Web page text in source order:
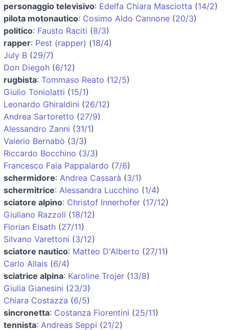
personaggio televisivo: Edelfa Chiara Masciotta (14/2)
pilota motonautico: Cosimo Aldo Cannone (20/3)
politico: Fausto Raciti (8/3)
rapper: Pest (rapper) (18/4)
July B (29/7)
Don Diegoh (6/12)
rugbista: Tommaso Reato (12/5)
Giulio Toniolatti (15/1)
Leonardo Ghiraldini (26/12)
Andrea Sartoretto (27/9)
Alessandro Zanni (31/1)
Valerio Bernabò (3/3)
Riccardo Bocchino (3/3)
Francesco Faia Pappalardo (7/6)
schermidore: Andrea Cassarà (3/1)
schermitrice: Alessandra Lucchino (1/4)
sciatore alpino: Christof Innerhofer (17/12)
Giuliano Razzoli (18/12)
Florian Eisath (27/11)
Silvano Varettoni (3/12)
sciatore nautico: Matteo D'Alberto (27/11)
Carlo Allais (6/4)
sciatrice alpina: Karoline Trojer (13/8)
Giulia Gianesini (23/3)
Chiara Costazza (6/5)
sincronetta: Costanza Fiorentini (25/11)
tennista: Andreas Seppi (21/2)